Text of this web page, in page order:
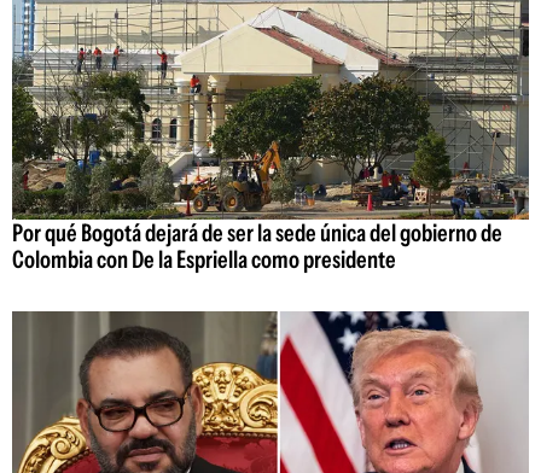
Por qué Bogotá dejará de ser la sede única del gobierno de
Colombia con De la Espriella como presidente